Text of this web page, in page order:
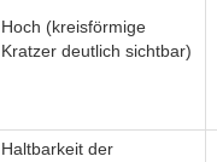
Hoch (kreisförmige
Kratzer deutlich sichtbar)
Haltbarkeit der